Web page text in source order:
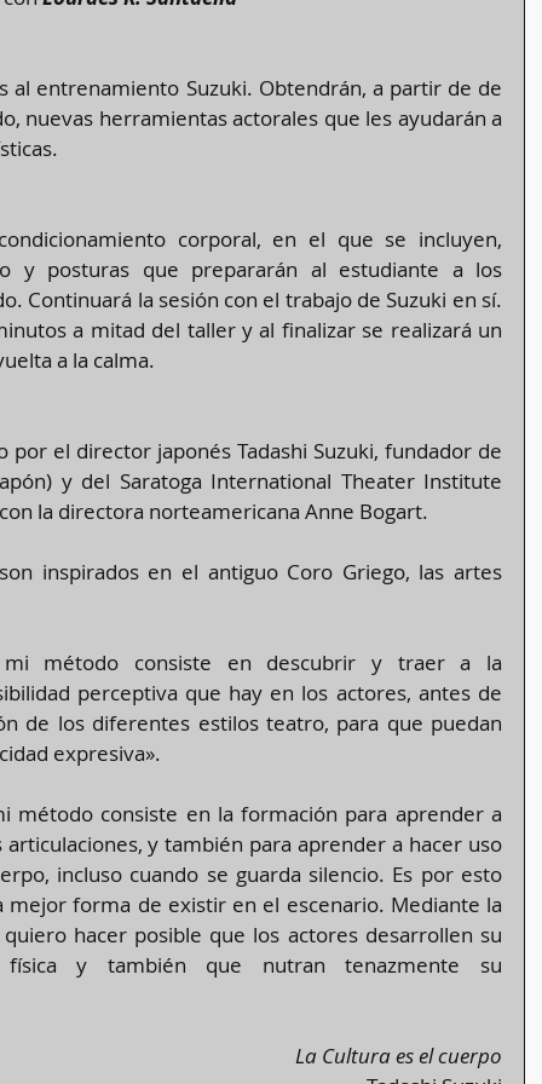
al entrenamiento Suzuki. Obtendrán, a partir de de
nuevas herramientas actorales que les ayudarán a
corporal, en el que se incluyen,
y posturas que prepararán al estudiante a los
Continuará la sesión con el trabajo de Suzuki en sí.
a mitad del taller y al finalizar se realizará un
a la calma.
por el director japonés Tadashi Suzuki, fundador de
y del Saratoga International Theater Institute
la directora norteamericana Anne Bogart.
inspirados en el antiguo Coro Griego, las artes
método consiste en descubrir y traer a la
perceptiva que hay en los actores, antes de
de los diferentes estilos teatro, para que puedan
expresiva».
método consiste en la formación para aprender a
y también para aprender a hacer uso
incluso cuando se guarda silencio. Es por esto
mejor forma de existir en el escenario. Mediante la
hacer posible que los actores desarrollen su
física y también que nutran tenazmente su
La Cultura es el cuerpo